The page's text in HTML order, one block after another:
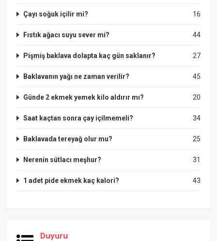
16
Çayı soğuk içilir mi?
44
Fıstık ağacı suyu sever mi?
27
Pişmiş baklava dolapta kaç gün saklanır?
45
Baklavanın yağı ne zaman verilir?
20
Günde 2 ekmek yemek kilo aldırır mı?
34
Saat kaçtan sonra çay içilmemeli?
25
Baklavada tereyağ olur mu?
31
Nerenin sütlacı meşhur?
43
1 adet pide ekmek kaç kalori?
Duyuru